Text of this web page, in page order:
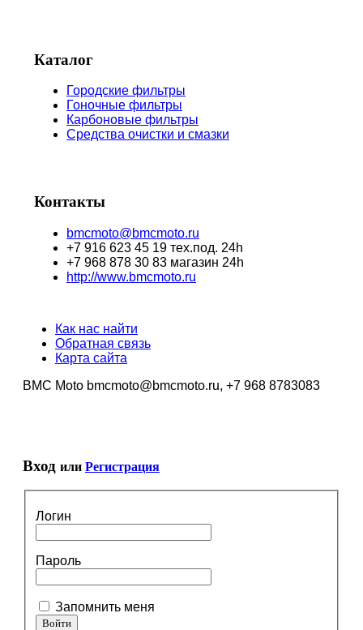
Каталог
Городские фильтры
Гоночные фильтры
Карбоновые фильтры
Средства очистки и смазки
Контакты
bmcmoto@bmcmoto.ru
+7 916 623 45 19 тех.под. 24h
+7 968 878 30 83 магазин 24h
http://www.bmcmoto.ru
Как нас найти
Обратная связь
Карта сайта
BMC Moto bmcmoto@bmcmoto.ru, +7 968 8783083
Вход или Регистрация
Логин
Пароль
Запомнить меня